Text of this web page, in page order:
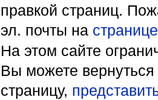
правкой страниц.
эл. почты на
На этом сайте
Вы можете
страницу,